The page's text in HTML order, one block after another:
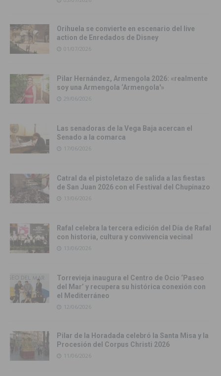
Orihuela se convierte en escenario del live
action de Enredados de Disney
01/07/2026
Pilar Hernández, Armengola 2026: «realmente
soy una Armengola ‘Armengola'»
29/06/2026
Las senadoras de la Vega Baja acercan el
Senado a la comarca
17/06/2026
Catral da el pistoletazo de salida a las fiestas
de San Juan 2026 con el Festival del Chupinazo
13/06/2026
Rafal celebra la tercera edición del Día de Rafal
con historia, cultura y convivencia vecinal
13/06/2026
Torrevieja inaugura el Centro de Ocio ‘Paseo
del Mar’ y recupera su histórica conexión con
el Mediterráneo
12/06/2026
Pilar de la Horadada celebró la Santa Misa y la
Procesión del Corpus Christi 2026
11/06/2026